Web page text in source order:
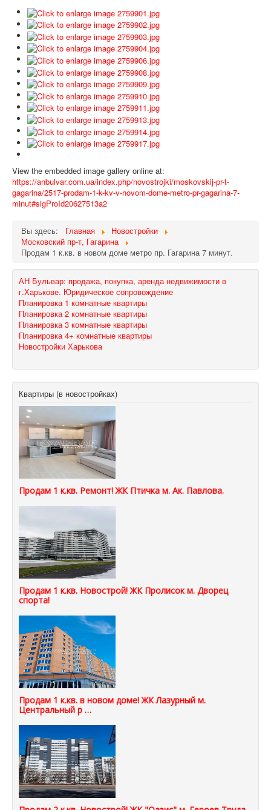
View the embedded image gallery online at:
https://anbulvar.com.ua/index.php/novostrojki/moskovskij-pr-t-
gagarina/2517-prodam-1-k-kv-v-novom-dome-metro-pr-gagarina-7-
minut#sigProId20627513a2
Вы здесь: Главная
Новостройки
Московский пр-т, Гагарина
Продам 1 к.кв. в новом доме метро пр. Гагарина 7 минут.
АН Бульвар: продажа, покупка, аренда недвижимости в
г.Харькове. Юридическое сопровождение
Планировка 1 комнатные квартиры
Планировка 2 комнатные квартиры
Планировка 3 комнатные квартиры
Планировка 4+ комнатные квартиры
Новостройки Харькова
Квартиры (в новостройках)
Продам 1 к.кв. Ремонт! ЖК Птичка м. Ак. Павлова.
Продам 1 к.кв. Новострой! ЖК Пролисок м. Дворец
спорта!
Продам 1 к.кв. в новом доме! ЖК Лазурный м.
Центральный р …